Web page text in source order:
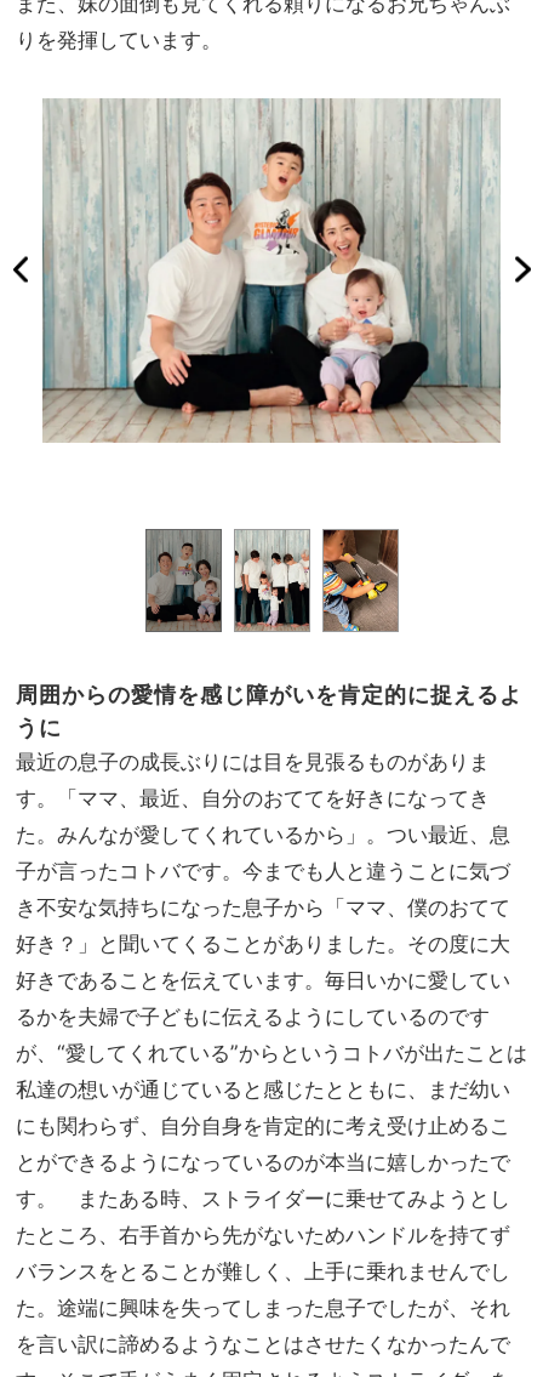
りを発揮しています。
周囲からの愛情を感じ障がいを肯定的に捉えるよ
うに
最近の息子の成長ぶりには目を見張るものがありま
す。「ママ、最近、自分のおててを好きになってき
た。みんなが愛してくれているから」。つい最近、息
子が言ったコトバです。今までも人と違うことに気づ
き不安な気持ちになった息子から「ママ、僕のおてて
好き？」と聞いてくることがありました。その度に大
好きであることを伝えています。毎日いかに愛してい
るかを夫婦で子どもに伝えるようにしているのです
が、“愛してくれている”からというコトバが出たことは
私達の想いが通じていると感じたとともに、まだ幼い
にも関わらず、自分自身を肯定的に考え受け止めるこ
とができるようになっているのが本当に嬉しかったで
す。 またある時、ストライダーに乗せてみようとし
たところ、右手首から先がないためハンドルを持てず
バランスをとることが難しく、上手に乗れませんでし
た。途端に興味を失ってしまった息子でしたが、それ
を言い訳に諦めるようなことはさせたくなかったんで